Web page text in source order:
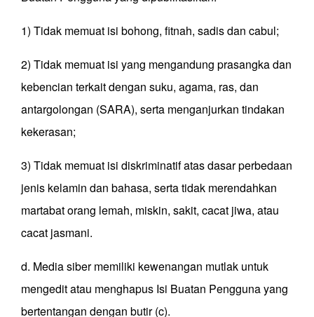
1) Tidak memuat isi bohong, fitnah, sadis dan cabul;
2) Tidak memuat isi yang mengandung prasangka dan
kebencian terkait dengan suku, agama, ras, dan
antargolongan (SARA), serta menganjurkan tindakan
kekerasan;
3) Tidak memuat isi diskriminatif atas dasar perbedaan
jenis kelamin dan bahasa, serta tidak merendahkan
martabat orang lemah, miskin, sakit, cacat jiwa, atau
cacat jasmani.
d. Media siber memiliki kewenangan mutlak untuk
mengedit atau menghapus Isi Buatan Pengguna yang
bertentangan dengan butir (c).